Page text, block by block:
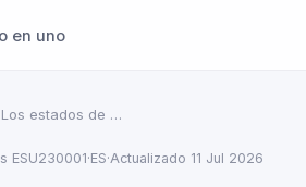
en uno
estados de …
ESU230001·ES·Actualizado 11 Jul 2026